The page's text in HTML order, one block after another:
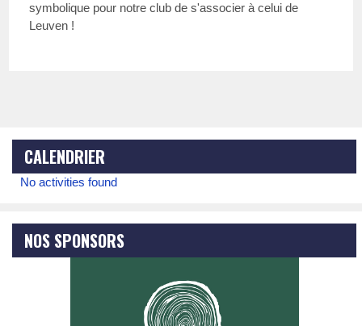
symbolique pour notre club de s'associer à celui de
Leuven !
CALENDRIER
No activities found
NOS SPONSORS